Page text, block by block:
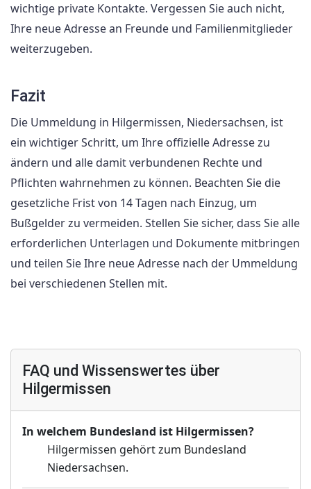
wichtige private Kontakte. Vergessen Sie auch nicht,
Ihre neue Adresse an Freunde und Familienmitglieder
weiterzugeben.
Fazit
Die Ummeldung in Hilgermissen, Niedersachsen, ist
ein wichtiger Schritt, um Ihre offizielle Adresse zu
ändern und alle damit verbundenen Rechte und
Pflichten wahrnehmen zu können. Beachten Sie die
gesetzliche Frist von 14 Tagen nach Einzug, um
Bußgelder zu vermeiden. Stellen Sie sicher, dass Sie alle
erforderlichen Unterlagen und Dokumente mitbringen
und teilen Sie Ihre neue Adresse nach der Ummeldung
bei verschiedenen Stellen mit.
FAQ und Wissenswertes über
Hilgermissen
In welchem Bundesland ist Hilgermissen?
Hilgermissen gehört zum Bundesland
Niedersachsen.